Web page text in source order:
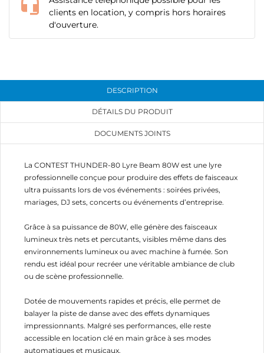
clients en location, y compris hors horaires
d'ouverture.
DESCRIPTION
DÉTAILS DU PRODUIT
DOCUMENTS JOINTS
La CONTEST THUNDER-80 Lyre Beam 80W est une lyre
professionnelle conçue pour produire des effets de faisceaux
ultra puissants lors de vos événements : soirées privées,
mariages, DJ sets, concerts ou événements d’entreprise.
Grâce à sa puissance de 80W, elle génère des faisceaux
lumineux très nets et percutants, visibles même dans des
environnements lumineux ou avec machine à fumée. Son
rendu est idéal pour recréer une véritable ambiance de club
ou de scène professionnelle.
Dotée de mouvements rapides et précis, elle permet de
balayer la piste de danse avec des effets dynamiques
impressionnants. Malgré ses performances, elle reste
accessible en location clé en main grâce à ses modes
automatiques et musicaux.